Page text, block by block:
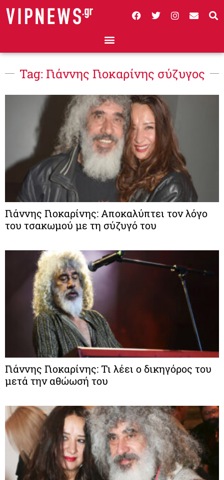
Tag: Γιάννης Γιοκαρίνης σύζυγος
Γιάννης Γιοκαρίνης: Αποκαλύπτει τον λόγο
του τσακωμού με τη σύζυγό του
Γιάννης Γιοκαρίνης: Τι λέει ο δικηγόρος του
μετά την αθώωσή του